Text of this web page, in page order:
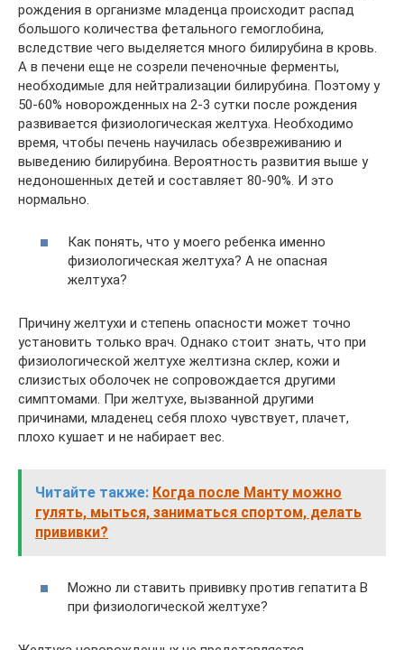
рождения в организме младенца происходит распад
большого количества фетального гемоглобина,
вследствие чего выделяется много билирубина в кровь.
А в печени еще не созрели печеночные ферменты,
необходимые для нейтрализации билирубина. Поэтому у
50-60% новорожденных на 2-3 сутки после рождения
развивается физиологическая желтуха. Необходимо
время, чтобы печень научилась обезвреживанию и
выведению билирубина. Вероятность развития выше у
недоношенных детей и составляет 80-90%. И это
нормально.
Как понять, что у моего ребенка именно
физиологическая желтуха? А не опасная
желтуха?
Причину желтухи и степень опасности может точно
установить только врач. Однако стоит знать, что при
физиологической желтухе желтизна склер, кожи и
слизистых оболочек не сопровождается другими
симптомами. При желтухе, вызванной другими
причинами, младенец себя плохо чувствует, плачет,
плохо кушает и не набирает вес.
Читайте также: Когда после Манту можно
гулять, мыться, заниматься спортом, делать
прививки?
Можно ли ставить прививку против гепатита В
при физиологической желтухе?